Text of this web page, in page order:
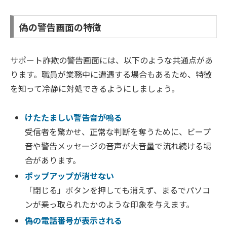
偽の警告画面の特徴
サポート詐欺の警告画面には、以下のような共通点があ
ります。職員が業務中に遭遇する場合もあるため、特徴
を知って冷静に対処できるようにしましょう。
けたたましい警告音が鳴る
受信者を驚かせ、正常な判断を奪うために、ビープ
音や警告メッセージの音声が大音量で流れ続ける場
合があります。
ポップアップが消せない
「閉じる」ボタンを押しても消えず、まるでパソコ
ンが乗っ取られたかのような印象を与えます。
偽の電話番号が表示される